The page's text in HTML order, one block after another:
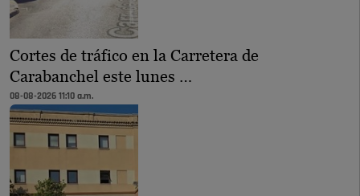
Cortes de tráfico en la Carretera de
Carabanchel este lunes …
08-08-2026 11:10 a.m.